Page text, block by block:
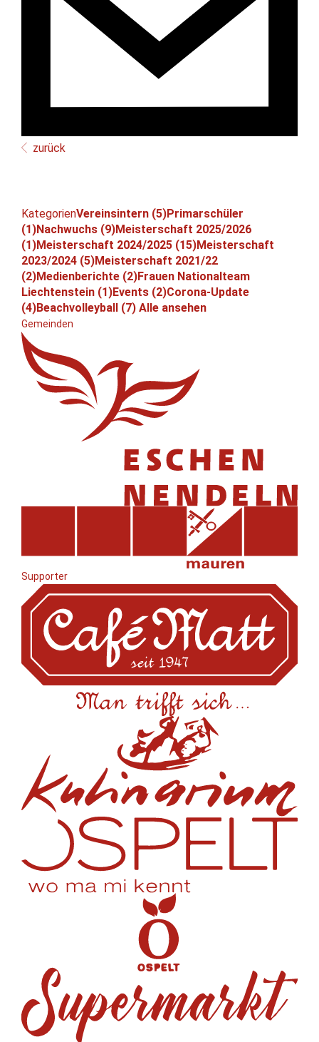
zurück
KategorienVereinsintern (5)Primarschüler
(1)Nachwuchs (9)Meisterschaft 2025/2026
(1)Meisterschaft 2024/2025 (15)Meisterschaft
2023/2024 (5)Meisterschaft 2021/22
(2)Medienberichte (2)Frauen Nationalteam
Liechtenstein (1)Events (2)Corona-Update
(4)Beachvolleyball (7) Alle ansehen
Gemeinden
Supporter